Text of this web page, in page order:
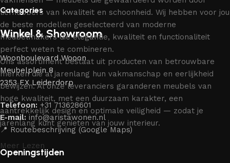
liefhebbers van kwaliteit en schoonheid. Wij hebben voor jou
de beste modellen geselecteerd van moderne
meubelmakers die elegantie, kwaliteit en functionaliteit
perfect weten te combineren.
Ons assortiment bestaat uit producten van betrouwbare
merken die al jarenlang hun vakmanschap en eerlijkheid
bewijzen. Al onze leveranciers garanderen meubels van
hoge kwaliteit, met een duurzaam karakter, een
aantrekkelijk design en optimale veiligheid — zodat je
jarenlang kunt genieten van jouw interieur.
Meer Lezen
Categories
Winkel & Showroom
Woonboulevard Wooon
Meubelplein 8
2353 EX Leiderdorp
Telefoon: +31 713628601
E-mail: info@aristawonen.nl
📍 Routebeschrijving (Google Maps)
Openingstijden